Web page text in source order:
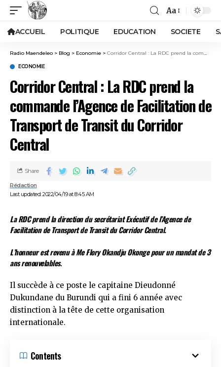
Aa
ACCUEIL POLITIQUE EDUCATION SOCIETE
Radio Maendeleo > Blog > Economie > Corridor Central : La RDC prend la commande l’Agence de Facilitation de Transport de Transit du Corridor Central
ECONOMIE
Corridor Central : La RDC prend la
commande l’Agence de Facilitation de
Transport de Transit du Corridor
Central
Last updated: 2022/04/19 at 8:45 AM
Rédaction
Share
La RDC prend la direction du secrétariat Exécutif de l’Agence de
Facilitation de Transport de Transit du Corridor Central.
L’honneur est revenu à Me Flory Okandju Okonge pour un mandat de 3
ans renouvelables.
Il succède à ce poste le capitaine Dieudonné
Dukundane du Burundi qui a fini 6 année avec
distinction à la tête de cette organisation
internationale.
Contents